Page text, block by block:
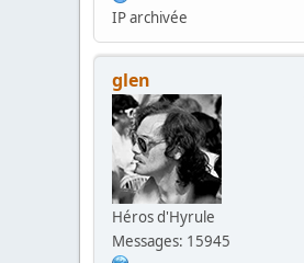
IP archivée
glen
Héros d'Hyrule
Messages: 15945